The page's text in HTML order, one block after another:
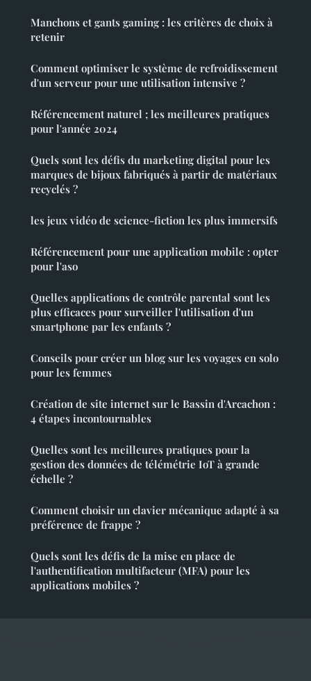
Manchons et gants gaming : les critères de choix à
retenir
Comment optimiser le système de refroidissement
d'un serveur pour une utilisation intensive ?
Référencement naturel ; les meilleures pratiques
pour l'année 2024
Quels sont les défis du marketing digital pour les
marques de bijoux fabriqués à partir de matériaux
recyclés ?
les jeux vidéo de science-fiction les plus immersifs
Référencement pour une application mobile : opter
pour l'aso
Quelles applications de contrôle parental sont les
plus efficaces pour surveiller l'utilisation d'un
smartphone par les enfants ?
Conseils pour créer un blog sur les voyages en solo
pour les femmes
Création de site internet sur le Bassin d'Arcachon :
4 étapes incontournables
Quelles sont les meilleures pratiques pour la
gestion des données de télémétrie IoT à grande
échelle ?
Comment choisir un clavier mécanique adapté à sa
préférence de frappe ?
Quels sont les défis de la mise en place de
l'authentification multifacteur (MFA) pour les
applications mobiles ?